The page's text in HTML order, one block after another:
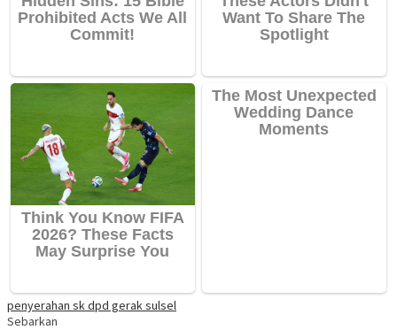
penyerahan sk dpd gerak sulsel
Sebarkan